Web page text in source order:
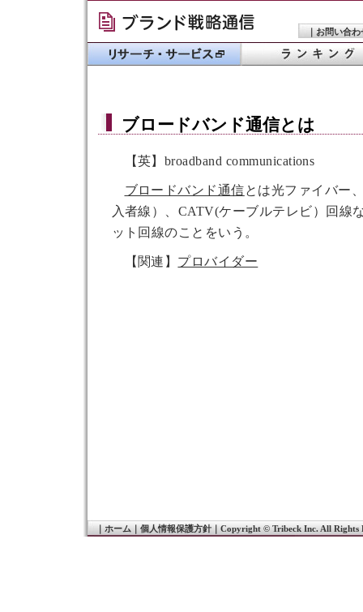
｜ お問い合わ
ブロードバンド通信とは
【英】broadband communications
ブロードバンド通信とは光ファイバー
入者線）、CATV(ケーブルテレビ）回線
ット回線のことをいう。
【関連】 プロバイダー
ホーム｜ 個人情報保護方針｜ Copyright © Tribeck Inc. All Rights